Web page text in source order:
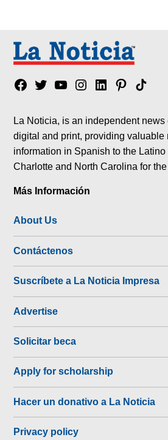
Facebook
TwitterYouTubeInstagram
LinkedinPinterest
Tik
La Noticia, is an independent
digital and print, providing valuable
information in Spanish to the
Charlotte and North Carolina for
Más Información
About Us
Contáctenos
Suscríbete a La Noticia Impresa
Advertise
Solicitar beca
Apply for scholarship
Hacer un donativo a La Noticia
Privacy policy